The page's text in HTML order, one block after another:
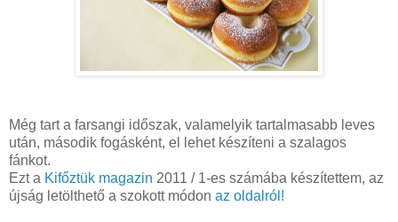
Még tart a farsangi időszak, valamelyik tartalmasabb leves
után, második fogásként, el lehet készíteni a szalagos
fánkot.
Ezt a Kifőztük magazin 2011 / 1-es számába készítettem, az
újság letölthető a szokott módon az oldalról!